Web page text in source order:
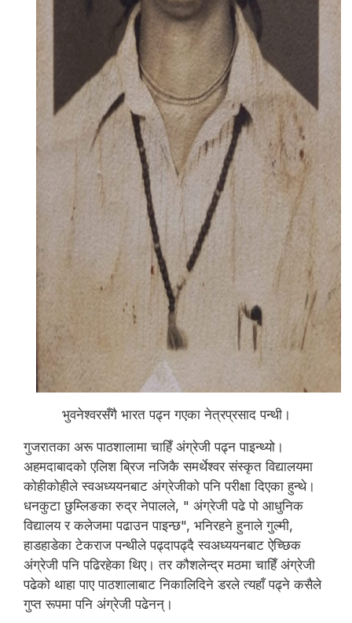
भुवनेश्वरसँगै भारत पढ्न गएका नेत्रप्रसाद पन्थी।
गुजरातका अरू पाठशालामा चाहिँ अंग्रेजी पढ्न पाइन्थ्यो।
अहमदाबादको एलिश ब्रिज नजिकै समर्थेश्वर संस्कृत विद्यालयमा
कोहीकोहीले स्वअध्ययनबाट अंग्रेजीको पनि परीक्षा दिएका हुन्थे।
धनकुटा छुम्लिङका रुद्र नेपालले, " अंग्रेजी पढे पो आधुनिक
विद्यालय र कलेजमा पढाउन पाइन्छ", भनिरहने हुनाले गुल्मी,
हाडहाडेका टेकराज पन्थीले पढ्दापढ्दै स्वअध्ययनबाट ऐच्छिक
अंग्रेजी पनि पढिरहेका थिए। तर कौशलेन्द्र मठमा चाहिँ अंग्रेजी
पढेको थाहा पाए पाठशालाबाट निकालिदिने डरले त्यहाँ पढ्ने कसैले
गुप्त रूपमा पनि अंग्रेजी पढेनन्।